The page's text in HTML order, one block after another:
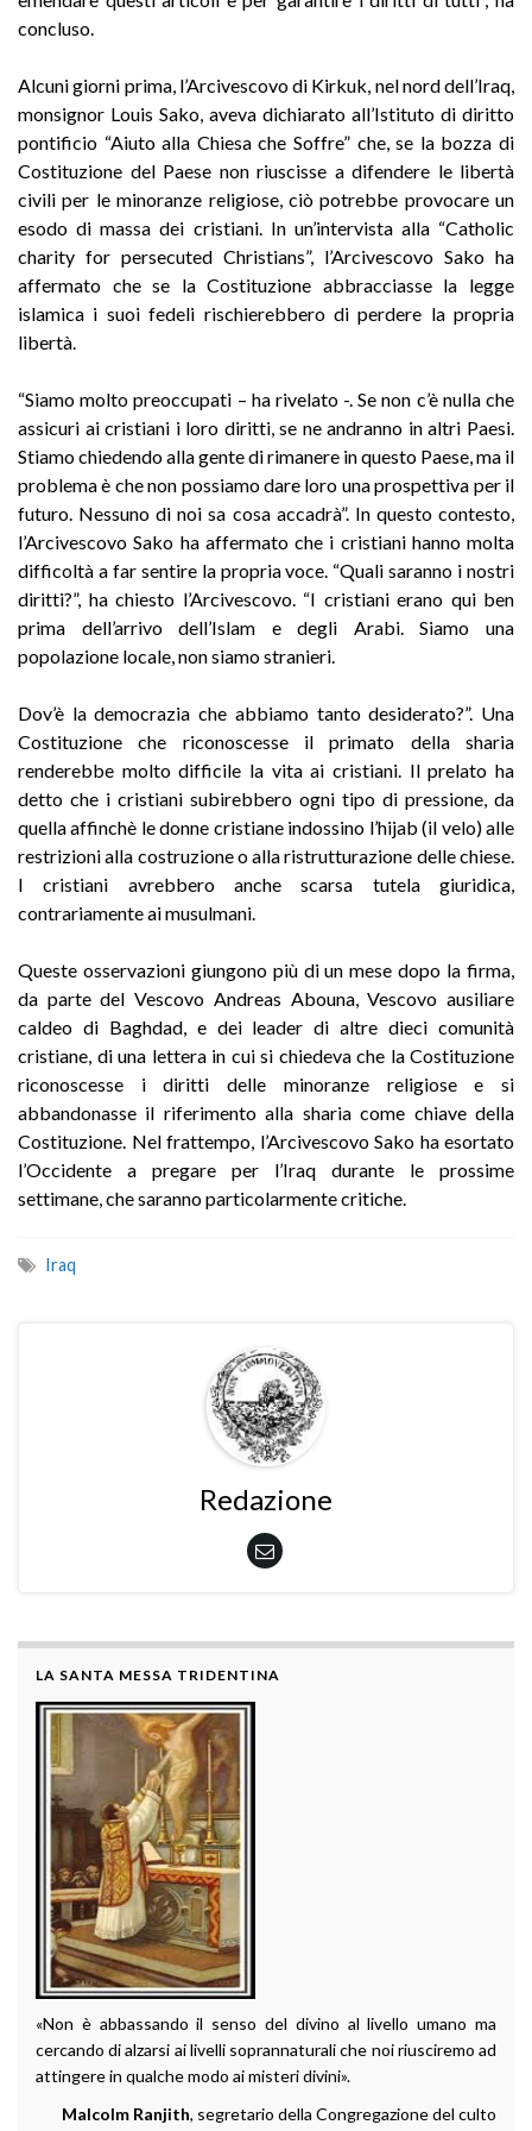
concluso.
Alcuni giorni prima, l’Arcivescovo di Kirkuk, nel nord dell’Iraq,
monsignor Louis Sako, aveva dichiarato all’Istituto di diritto
pontificio “Aiuto alla Chiesa che Soffre” che, se la bozza di
Costituzione del Paese non riuscisse a difendere le libertà
civili per le minoranze religiose, ciò potrebbe provocare un
esodo di massa dei cristiani. In un’intervista alla “Catholic
charity for persecuted Christians”, l’Arcivescovo Sako ha
affermato che se la Costituzione abbracciasse la legge
islamica i suoi fedeli rischierebbero di perdere la propria
libertà.
“Siamo molto preoccupati – ha rivelato -. Se non c’è nulla che
assicuri ai cristiani i loro diritti, se ne andranno in altri Paesi.
Stiamo chiedendo alla gente di rimanere in questo Paese, ma il
problema è che non possiamo dare loro una prospettiva per il
futuro. Nessuno di noi sa cosa accadrà”. In questo contesto,
l’Arcivescovo Sako ha affermato che i cristiani hanno molta
difficoltà a far sentire la propria voce. “Quali saranno i nostri
diritti?”, ha chiesto l’Arcivescovo. “I cristiani erano qui ben
prima dell’arrivo dell’Islam e degli Arabi. Siamo una
popolazione locale, non siamo stranieri.
Dov’è la democrazia che abbiamo tanto desiderato?”. Una
Costituzione che riconoscesse il primato della sharia
renderebbe molto difficile la vita ai cristiani. Il prelato ha
detto che i cristiani subirebbero ogni tipo di pressione, da
quella affinchè le donne cristiane indossino l’hijab (il velo) alle
restrizioni alla costruzione o alla ristrutturazione delle chiese.
I cristiani avrebbero anche scarsa tutela giuridica,
contrariamente ai musulmani.
Queste osservazioni giungono più di un mese dopo la firma,
da parte del Vescovo Andreas Abouna, Vescovo ausiliare
caldeo di Baghdad, e dei leader di altre dieci comunità
cristiane, di una lettera in cui si chiedeva che la Costituzione
riconoscesse i diritti delle minoranze religiose e si
abbandonasse il riferimento alla sharia come chiave della
Costituzione. Nel frattempo, l’Arcivescovo Sako ha esortato
l’Occidente a pregare per l’Iraq durante le prossime
settimane, che saranno particolarmente critiche.
Iraq
Redazione
LA SANTA MESSA TRIDENTINA
«Non è abbassando il senso del divino al livello umano ma
cercando di alzarsi ai livelli soprannaturali che noi riusciremo ad
attingere in qualche modo ai misteri divini».
Malcolm Ranjith, segretario della Congregazione del culto